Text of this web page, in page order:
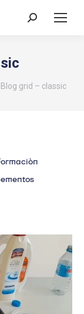
Buscar:
Blog grid – classic